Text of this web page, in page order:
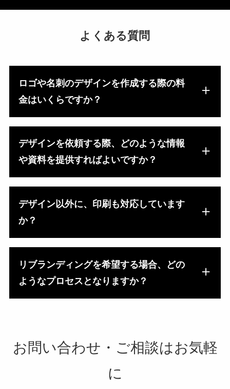
よくある質問
ロゴや名刺のデザインを作成する際の料
金はいくらですか？
デザインを依頼する際、どのような情報
や資料を提供すればよいですか？
デザイン以外に、印刷も対応しています
か？
リブランディングを希望する場合、どの
ようなプロセスとなりますか？
お問い合わせ・ご相談はお気軽
に